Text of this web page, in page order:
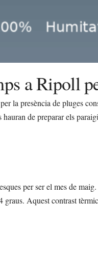
a Ripoll
la presència de pluges
de preparar els
per ser el mes de
Aquest contrast